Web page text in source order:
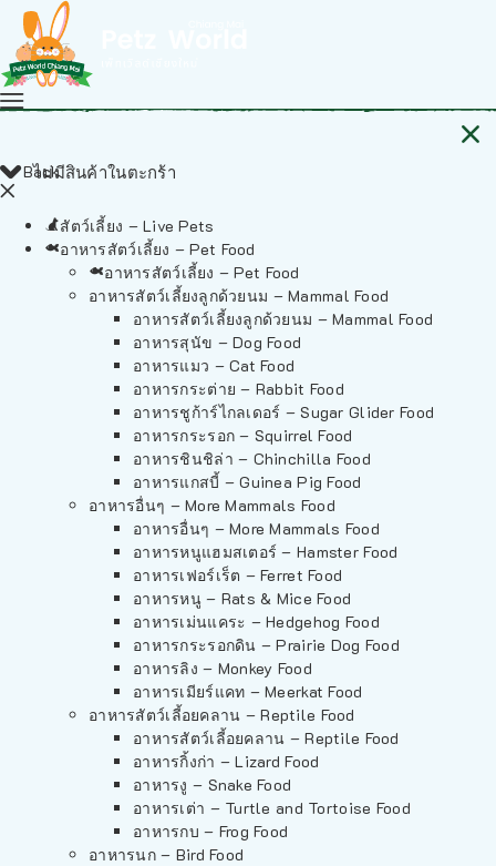
ไม่มีสินค้าในตะกร้า
Back
สัตว์เลี้ยง – Live Pets
อาหารสัตว์เลี้ยง – Pet Food
อาหารสัตว์เลี้ยง – Pet Food
อาหารสัตว์เลี้ยงลูกด้วยนม – Mammal Food
อาหารสัตว์เลี้ยงลูกด้วยนม – Mammal Food
อาหารสุนัข – Dog Food
อาหารแมว – Cat Food
อาหารกระต่าย – Rabbit Food
อาหารชูก้าร์ไกลเดอร์ – Sugar Glider Food
อาหารกระรอก – Squirrel Food
อาหารชินชิล่า – Chinchilla Food
อาหารแกสบี้ – Guinea Pig Food
อาหารอื่นๆ – More Mammals Food
อาหารอื่นๆ – More Mammals Food
อาหารหนูแฮมสเตอร์ – Hamster Food
อาหารเฟอร์เร็ต – Ferret Food
อาหารหนู – Rats & Mice Food
อาหารเม่นแคระ – Hedgehog Food
อาหารกระรอกดิน – Prairie Dog Food
อาหารลิง – Monkey Food
อาหารเมียร์แคท – Meerkat Food
อาหารสัตว์เลี้อยคลาน – Reptile Food
อาหารสัตว์เลี้อยคลาน – Reptile Food
อาหารกิ้งก่า – Lizard Food
อาหารงู – Snake Food
อาหารเต่า – Turtle and Tortoise Food
อาหารกบ – Frog Food
อาหารนก – Bird Food